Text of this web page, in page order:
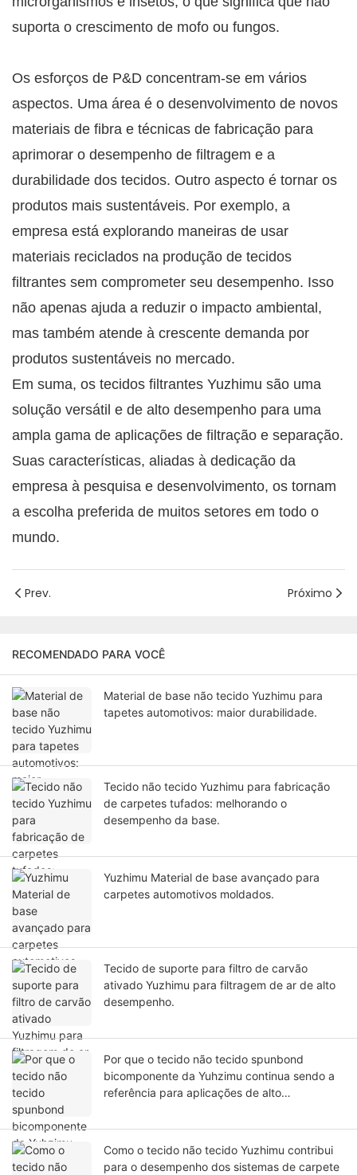
suporta o crescimento de mofo ou fungos.
Os esforços de P&D concentram-se em vários
aspectos. Uma área é o desenvolvimento de novos
materiais de fibra e técnicas de fabricação para
aprimorar o desempenho de filtragem e a
durabilidade dos tecidos. Outro aspecto é tornar os
produtos mais sustentáveis. Por exemplo, a
empresa está explorando maneiras de usar
materiais reciclados na produção de tecidos
filtrantes sem comprometer seu desempenho. Isso
não apenas ajuda a reduzir o impacto ambiental,
mas também atende à crescente demanda por
produtos sustentáveis ​​no mercado.
Em suma, os tecidos filtrantes Yuzhimu são uma
solução versátil e de alto desempenho para uma
ampla gama de aplicações de filtração e separação.
Suas características, aliadas à dedicação da
empresa à pesquisa e desenvolvimento, os tornam
a escolha preferida de muitos setores em todo o
mundo.
Prev. Próximo
RECOMENDADO PARA VOCÊ
Material de base não tecido Yuzhimu para
tapetes automotivos: maior durabilidade.
Tecido não tecido Yuzhimu para fabricação
de carpetes tufados: melhorando o
desempenho da base.
Yuzhimu Material de base avançado para
carpetes automotivos moldados.
Tecido de suporte para filtro de carvão
ativado Yuzhimu para filtragem de ar de alto
desempenho.
Por que o tecido não tecido spunbond
bicomponente da Yuhzimu continua sendo a
referência para aplicações de alto
Como o tecido não tecido Yuzhimu contribui
para o desempenho dos sistemas de carpete